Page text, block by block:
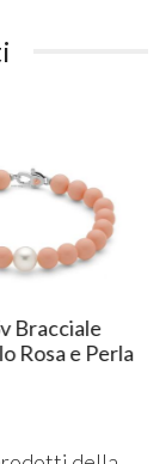
Bracciale
Rosa e Perla